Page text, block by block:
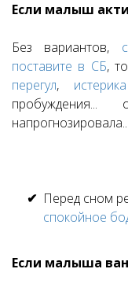
Если малыш
Без вариантов,
поставите в СБ,
перегул,
напрогнозировала...
Перед сном
спокойное
Если малыша